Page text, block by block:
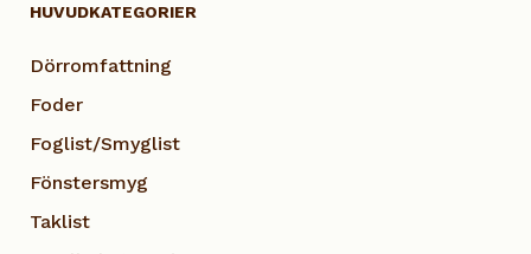
HUVUDKATEGORIER
Dörromfattning
Foder
Foglist/Smyglist
Fönstersmyg
Taklist